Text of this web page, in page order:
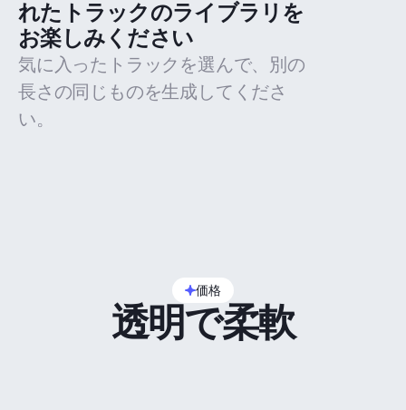
れたトラックのライブラリを
お楽しみください
気に入ったトラックを選んで、別の
長さの同じものを生成してくださ
い。
価格
透明で柔軟